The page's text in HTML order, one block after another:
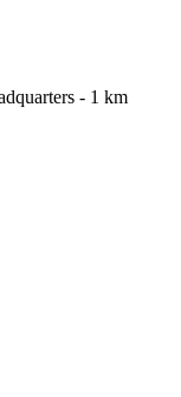
- 1 km